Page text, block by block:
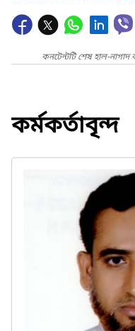
কনটেন্টটি শেষ হাল-
কর্মকর্তাবৃন্দ